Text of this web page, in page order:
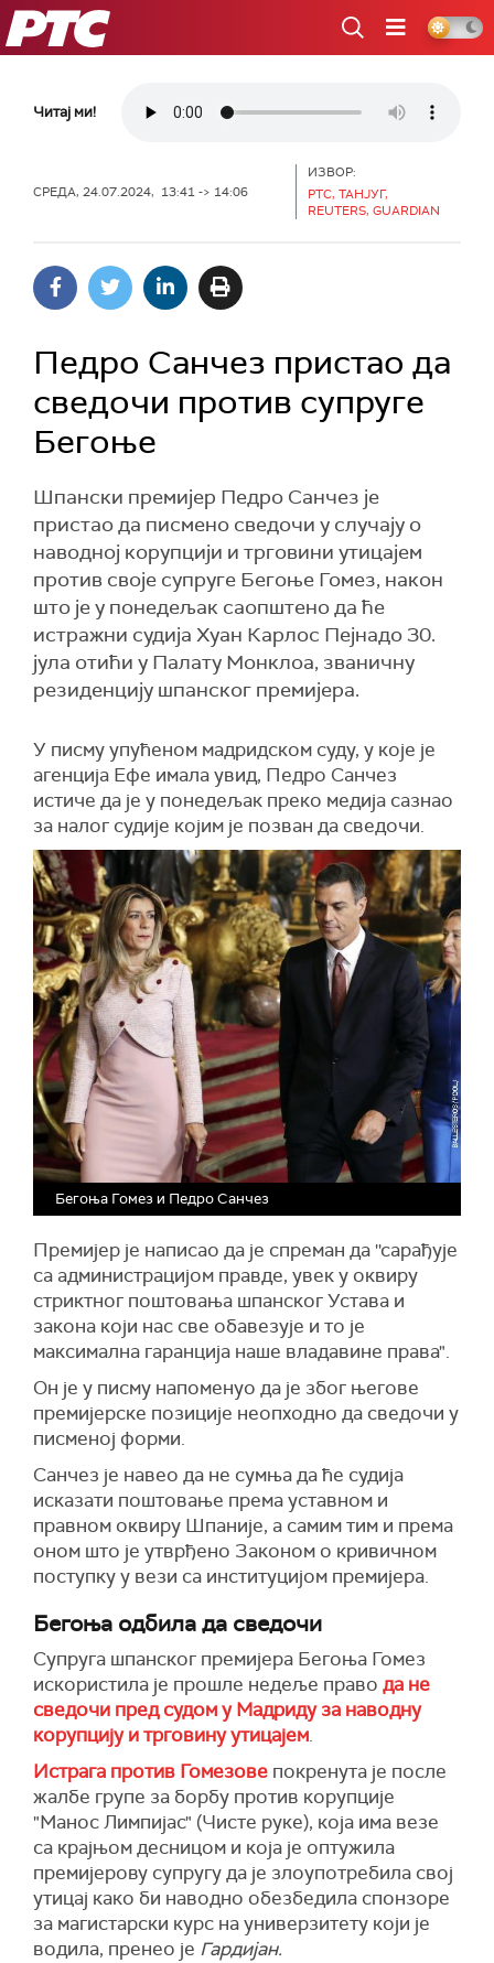
РТС
Читај ми!
СРЕДА, 24.07.2024, 13:41 -> 14:06
ИЗВОР:
РТС, ТАНЈУГ,
REUTERS, GUARDIAN
Педро Санчез пристао да
сведочи против супруге
Бегоње
Шпански премијер Педро Санчез је
пристао да писмено сведочи у случају о
наводној корупцији и трговини утицајем
против своје супруге Бегоње Гомез, након
што је у понедељак саопштено да ће
истражни судија Хуан Карлос Пејнадо 30.
јула отићи у Палату Монклоа, званичну
резиденцију шпанског премијера.
У писму упућеном мадридском суду, у које је
агенција Ефе имала увид, Педро Санчез
истиче да је у понедељак преко медија сазнао
за налог судије којим је позван да сведочи.
Бегоња Гомез и Педро Санчез
Премијер је написао да је спреман да ''сарађује
са администрацијом правде, увек у оквиру
стриктног поштовања шпанског Устава и
закона који нас све обавезује и то је
максимална гаранција наше владавине права".
Он је у писму напоменуо да је због његове
премијерске позиције неопходно да сведочи у
писменој форми.
Санчез је навео да не сумња да ће судија
исказати поштовање према уставном и
правном оквиру Шпаније, а самим тим и према
оном што је утврђено Законом о кривичном
поступку у вези са институцијом премијера.
Бегоња одбила да сведочи
Супруга шпанског премијера Бегоња Гомез
искористила је прошле недеље право да не
сведочи пред судом у Мадриду за наводну
корупцију и трговину утицајем.
Истрага против Гомезове покренута је после
жалбе групе за борбу против корупције
"Манос Лимпијас" (Чисте руке), која има везе
са крајњом десницом и која је оптужила
премијерову супругу да је злоупотребила свој
утицај како би наводно обезбедила спонзоре
за магистарски курс на универзитету који је
водила, пренео је Гардијан.